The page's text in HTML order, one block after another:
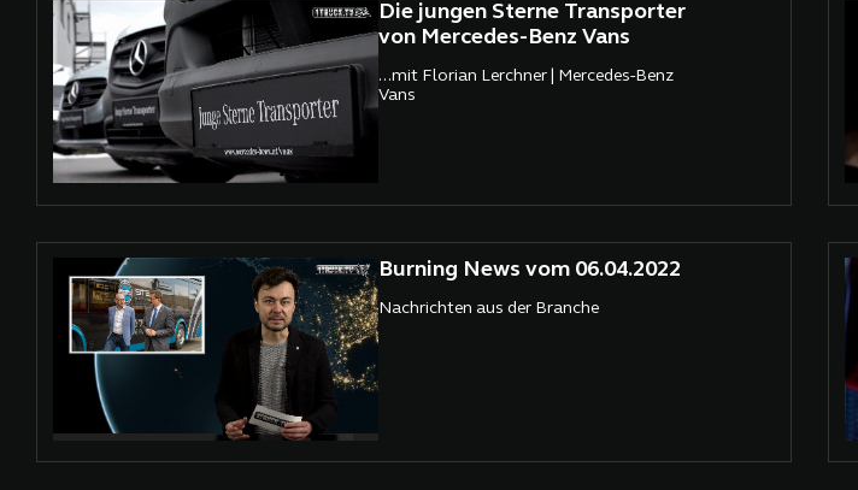
Die jungen Sterne Transporter
von Mercedes-Benz Vans
...mit Florian Lerchner | Mercedes-Benz
Vans
Burning News vom 06.04.2022
Nachrichten aus der Branche